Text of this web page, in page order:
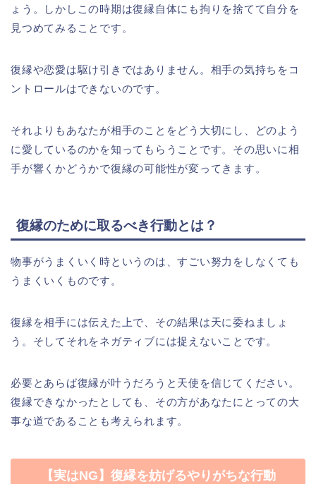
ょう。しかしこの時期は復縁自体にも拘りを捨てて自分を
見つめてみることです。
復縁や恋愛は駆け引きではありません。相手の気持ちをコ
ントロールはできないのです。
それよりもあなたが相手のことをどう大切にし、どのよう
に愛しているのかを知ってもらうことです。その思いに相
手が響くかどうかで復縁の可能性が変ってきます。
復縁のために取るべき行動とは？
物事がうまくいく時というのは、すごい努力をしなくても
うまくいくものです。
復縁を相手には伝えた上で、その結果は天に委ねましょ
う。そしてそれをネガティブには捉えないことです。
必要とあらば復縁が叶うだろうと天使を信じてください。
復縁できなかったとしても、その方があなたにとっての大
事な道であることも考えられます。
【実はNG】復縁を妨げるやりがちな行動